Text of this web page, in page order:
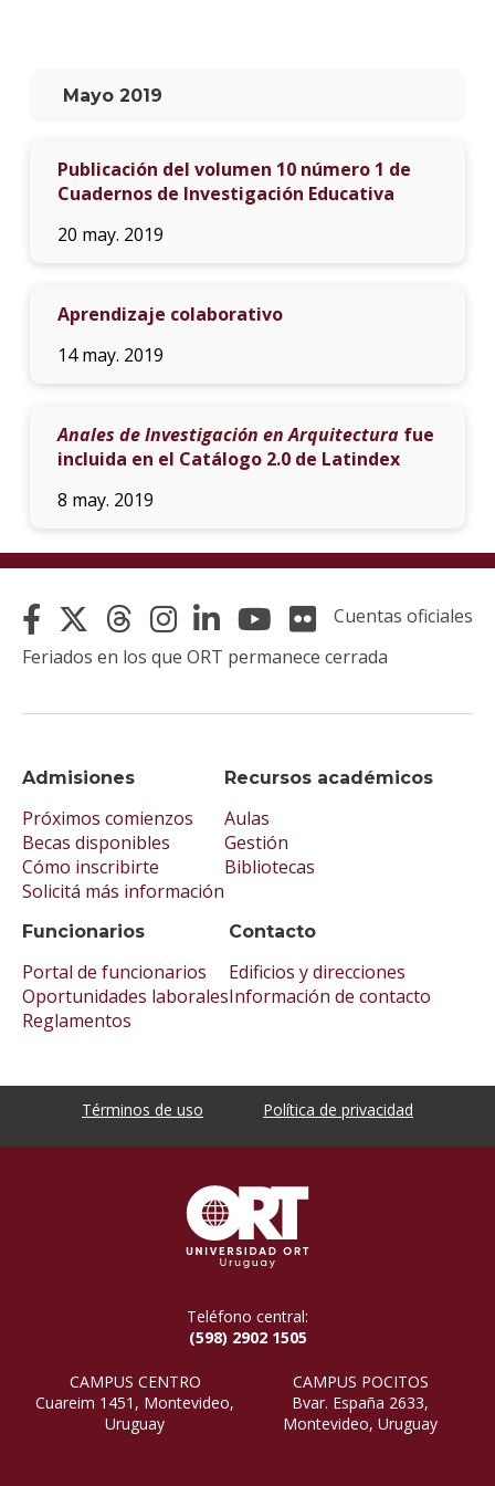
Mayo 2019
Publicación del volumen 10 número 1 de
Cuadernos de Investigación Educativa
20 may. 2019
Aprendizaje colaborativo
14 may. 2019
Anales de Investigación en Arquitecturafue
incluida en el Catálogo 2.0 de Latindex
8 may. 2019
Admisiones
Próximos comienzos
Becas disponibles
Cómo inscribirte
Solicitá más información
Recursos académicos
Aulas
Gestión
Bibliotecas
Funcionarios
Portal de funcionarios
Oportunidades laborales
Reglamentos
Contacto
Edificios y direcciones
Información de contacto
Cuentas oficiales
Feriados en los que ORT permanece cerrada
Términos de uso Política de privacidad
Teléfono central:
(598) 2902 1505
CAMPUS CENTRO
Cuareim 1451, Montevideo,
Uruguay
CAMPUS POCITOS
Bvar. España 2633,
Montevideo, Uruguay